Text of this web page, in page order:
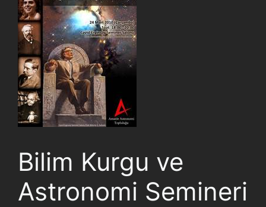
Bilim Kurgu ve
Astronomi Semineri